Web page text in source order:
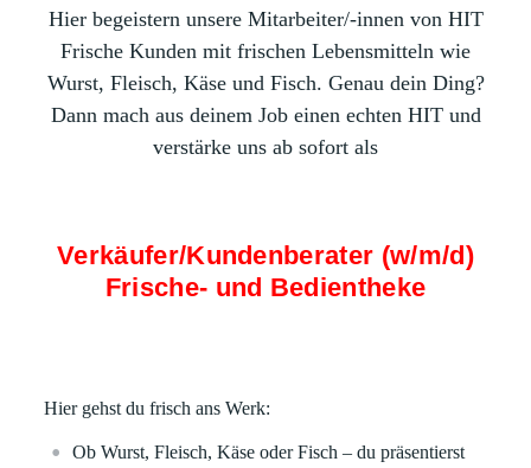
Hier begeistern unsere Mitarbeiter/-innen von HIT
Frische Kunden mit frischen Lebensmitteln wie
Wurst, Fleisch, Käse und Fisch. Genau dein Ding?
Dann mach aus deinem Job einen echten HIT und
verstärke uns ab sofort als
Verkäufer/Kundenberater (w/m/d)
Frische- und Bedientheke
Hier gehst du frisch ans Werk:
Ob Wurst, Fleisch, Käse oder Fisch – du präsentierst